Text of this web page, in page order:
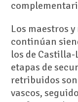
Los maestros
continúan
los de
etapas de
retribuidos
vascos,